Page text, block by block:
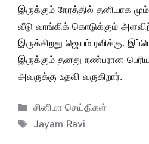
இருக்கும் நேரத்தில் தனியாக
வீடு வாங்கிக் கொடுக்கும்
இருக்கிறது ஜெயம் ரவிக்கு.
இருக்கும் தனது நண்பரான
அவருக்கு உதவி வருகிறார்.
Categories
சினிமா செய்திகள்
Tags
Jayam Ravi